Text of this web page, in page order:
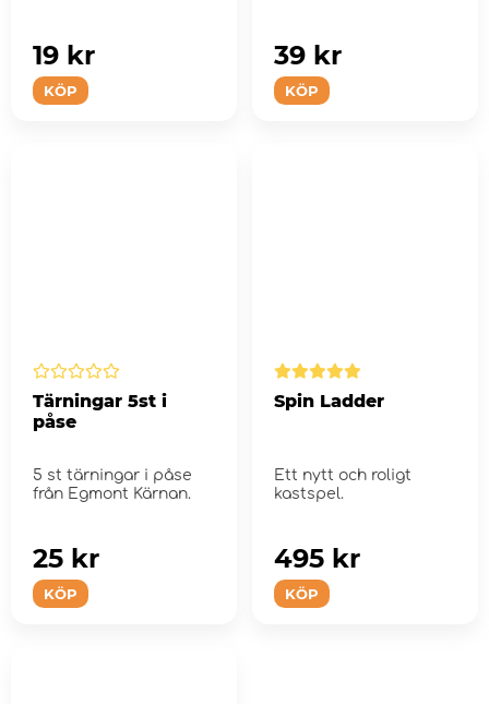
KÖP
19 kr
KÖP
39 kr
Tärningar 5st i
påse
5 st tärningar i påse
från Egmont Kärnan.
KÖP
25 kr
Spin Ladder
Ett nytt och roligt
kastspel.
KÖP
495 kr